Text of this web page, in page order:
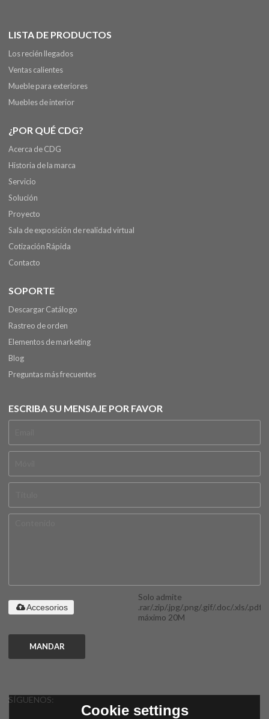
LISTA DE PRODUCTOS
Los recién llegados
Ventas calientes
Mueble para exteriores
Muebles de interior
¿POR QUÉ CDG?
Acerca de CDG
Historia de la marca
Servicio
Solución
Proyecto
Sala de exposición de realidad virtual
Cotización Rápida
Contacto
SOPORTE
Descargar Catálogo
Rastreo de orden
Elementos de marketing
Blog
Preguntas más frecuentes
ESCRIBA SU MENSAJE POR FAVOR
Solo admite
.rar/.zip/.jpg/.png/.gif/.doc/.xls/.pdf,
máximo 20M
Accesorios
MANDAR
SÍGUENOS:
Cookie settings